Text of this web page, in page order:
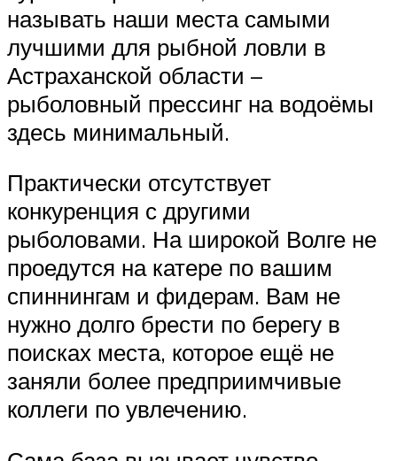
называть наши места самыми
лучшими для рыбной ловли в
Астраханской области –
рыболовный прессинг на водоёмы
здесь минимальный.
Практически отсутствует
конкуренция с другими
рыболовами. На широкой Волге не
проедутся на катере по вашим
спиннингам и фидерам. Вам не
нужно долго брести по берегу в
поисках места, которое ещё не
заняли более предприимчивые
коллеги по увлечению.